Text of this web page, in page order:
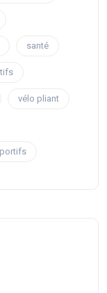
santé
vélo pliant